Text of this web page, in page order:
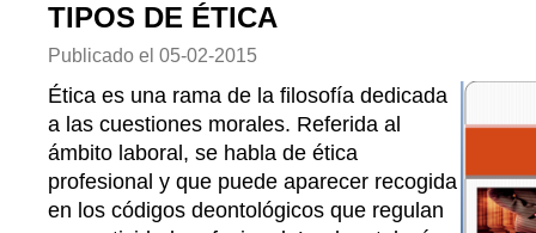
TIPOS DE ÉTICA
Publicado el 05-02-2015
Ética es una rama de la filosofía dedicada
a las cuestiones morales. Referida al
ámbito laboral, se habla de ética
profesional y que puede aparecer recogida
en los códigos deontológicos que regulan